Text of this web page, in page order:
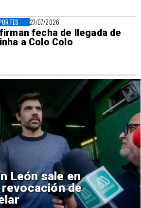
27/07/2026
fecha de llegada de
a Colo Colo
formalizan